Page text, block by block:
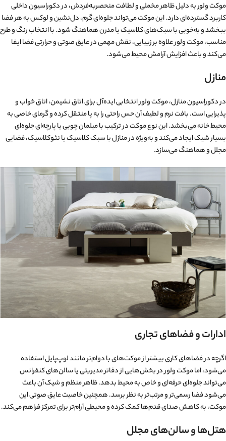
موکت ولور به دلیل ظاهر مخملی و لطافت منحصربه‌فردش، در دکوراسیون داخلی
کاربرد گسترده‌ای دارد. این موکت می‌تواند جلوه‌ای گرم، دل‌نشین و لوکس به هر فضا
ببخشد و به‌خوبی با سبک‌های کلاسیک یا مدرن هماهنگ شود. با انتخاب رنگ و طرح
مناسب، موکت ولور علاوه بر زیبایی، نقش مهمی در عایق صوتی و حرارتی فضا ایفا
می‌کند و باعث افزایش آرامش محیط می‌شود.
منازل
در دکوراسیون منازل، موکت ولور انتخابی ایده‌آل برای اتاق نشیمن، اتاق خواب و
پذیرایی است. بافت نرم و لطیف آن حس راحتی را به پا منتقل کرده و گرمای خاصی به
محیط خانه می‌بخشد. این نوع موکت در ترکیب با مبلمان چوبی یا پارچه‌ای جلوه‌ای
بسیار شیک ایجاد می‌کند و به‌ویژه در منازل با سبک کلاسیک یا نئوکلاسیک، فضایی
مجلل و هماهنگ می‌سازد.
ادارات و فضاهای تجاری
اگرچه در فضاهای کاری بیشتر از موکت‌های با دوام‌تر مانند لوپ‌پایل استفاده
می‌شود، اما موکت ولور در بخش‌هایی از دفاتر مدیریتی یا سالن‌های کنفرانس
می‌تواند جلوه‌ای حرفه‌ای و خاص به محیط بدهد. ظاهر منظم و شیک آن باعث
می‌شود فضا رسمی‌تر و مرتب‌تر به نظر برسد. همچنین خاصیت عایق صوتی این
موکت، به کاهش صدای قدم‌ها کمک کرده و محیطی آرام‌تر برای تمرکز فراهم می‌کند.
هتل‌ها و سالن‌های مجلل